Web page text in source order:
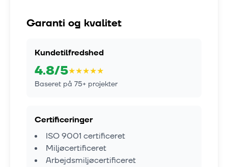
Garanti og kvalitet
Kundetilfredshed
4.8/5★★★★★
Baseret på 75+ projekter
Certificeringer
ISO 9001 certificeret
Miljøcertificeret
Arbejdsmiljøcertificeret